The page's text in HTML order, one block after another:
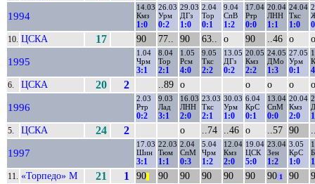
1994
14.03
Кмз
1:0
26.03
Урм
0:2
29.03
ДГз
1:0
2.04
Тор
0:1
9.04
СпВ
1:2
17.04
Ртр
0:0
20.04
ЛНН
1:1
24.04
Ткс
1:0
10. ЦСКА 17 90 77.. 90 63.. о 90 ..46 о о
1995
1.04
Чрм
3:1
8.04
Тор
2:1
1.05
Рсм
4:0
9.05
Ткс
2:2
13.05
ДГз
0:2
20.05
Кмз
2:2
24.05
ДМо
1:3
27.05
Урм
0:1
6. ЦСКА 20 2 ..89 о о о о о
1996
2.03
Ртр
0:2
9.03
Лад
3:1
16.03
ЛНН
2:0
23.03
Ткс
2:1
30.03
Урм
1:0
6.04
КрС
0:1
13.04
СпМ
0:0
20.04
Кмз
2:0
5. ЦСКА 24 2 о ..74 ..46 о ..57 90
1997
17.03
Шин
3:1
22.03
Тюм
1:1
2.04
СпМ
0:3
5.04
Чрм
1:2
12.04
Кмз
2:0
19.04
ЦСК
5:0
23.04
Зен
1:2
3.05
КрС
1:0
11. «Торпедо» М 21 1 90 90 90 90 90 90 90 1 90